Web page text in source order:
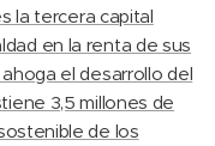
la tercera capital
en la renta de sus
el desarrollo del
3,5 millones de
de los